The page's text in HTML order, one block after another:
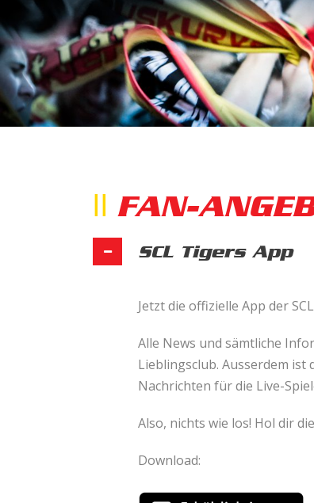
FAN-
SCL Tigers App
Jetzt die offizielle App der
Alle News und sämtliche
Lieblingsclub. Ausserdem
Nachrichten für die Live-
Also, nichts wie los! Hol dir
Download: